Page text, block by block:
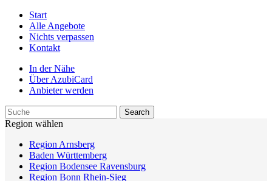
Start
Alle Angebote
Nichts verpassen
Kontakt
In der Nähe
Über AzubiCard
Anbieter werden
Region wählen
Region Arnsberg
Baden Württemberg
Region Bodensee Ravensburg
Region Bonn Rhein-Sieg